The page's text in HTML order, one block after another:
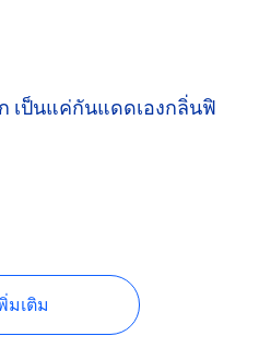
เป็นแค่กันแดดเองกลิ่นฟิ
มเติม